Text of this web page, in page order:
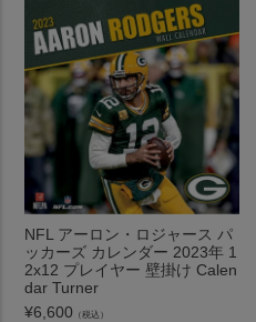
NFL アーロン・ロジャース パ
ッカーズ カレンダー 2023年 1
2x12 プレイヤー 壁掛け Calen
dar Turner
¥6,600 （税込）